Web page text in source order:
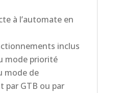
à l’automate en
inclus
mode priorité
mode de
GTB ou par